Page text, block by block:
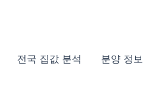
전국 집값 분석 분양 정보